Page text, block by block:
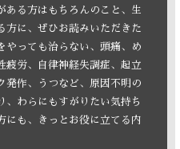
ある方はもちろんのこと、生
方に、ぜひお読みいただきた
やっても治らない、頭痛、め
疲労、自律神経失調症、起立
発作、うつなど、原因不明の
、わらにもすがりたい気持ち
にも、きっとお役に立てる内